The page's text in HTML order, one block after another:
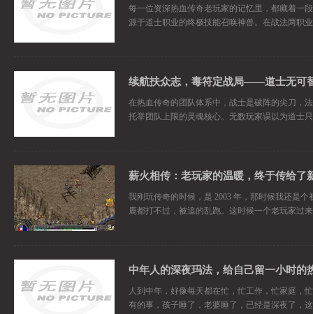
每一位资深热血传奇老玩家的记忆里，都藏着一
源于道士职业的终极技能召唤神兽。在战法两职
在热血传奇的团队体系中，战士是破阵的尖刀，
托举团队上限的灵魂核心。无数玩家误以为道士
薪火相传：老玩家的温暖，终于传给了
我刚玩传奇的时候，是 2003 年，那时候我还是
鹿都打不过，被追的乱跑。这时候一个老玩家过
中年人的深夜玛法，给自己留一小时的
人到中年，好像每天都在忙，忙工作，忙家庭，
有的事，孩子睡了，老婆睡了，已经是深夜了，